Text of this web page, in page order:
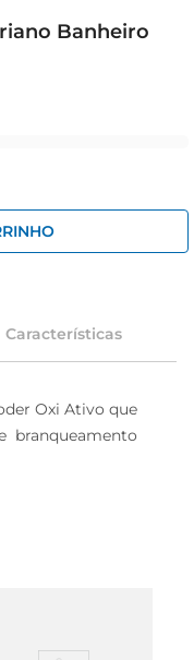
Banheiro
Características
Oxi Ativo que
branqueamento